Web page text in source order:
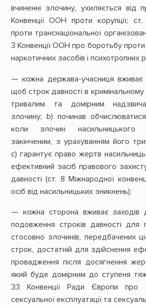
вчиненні злочину, ухиляється від
Конвенції ООН проти корупції;
проти транснаціональної
3 Конвенції ООН про боротьбу проти
наркотичних засобів і психотропних
— кожна держава-учасниця вживає
щоб строк давності в кримінальному
тривалим та домірним
злочину; b) починав
коли злочин насильницького
закінченим, з урахуванням його
с) гарантує право жертв
ефективний засіб правового
давності (ст. 8 Міжнародної
осіб від насильницьких зникнень);
— кожна сторона вживає заходів
подовження строків давності для
стосовно злочинів, передбачених
строк, достатній для здійснення
провадження після досягнення
який буде домірним до ступеня
33 Конвенції Ради Європи про
сексуальної експлуатації та